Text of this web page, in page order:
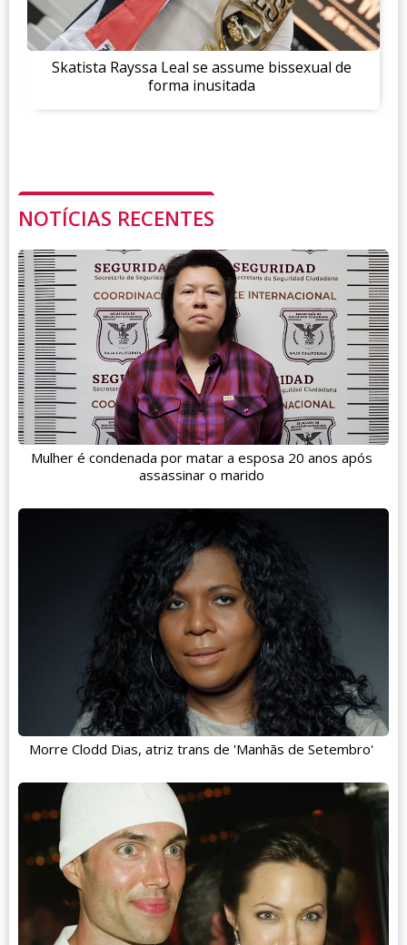
Skatista Rayssa Leal se assume bissexual de
forma inusitada
NOTÍCIAS RECENTES
Mulher é condenada por matar a esposa 20 anos após
assassinar o marido
Morre Clodd Dias, atriz trans de 'Manhãs de Setembro'